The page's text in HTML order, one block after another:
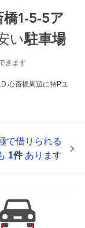
1-5-5ア
い駐車場
きます
心斎橋周辺に特Pユ
で借りられる
1件あります